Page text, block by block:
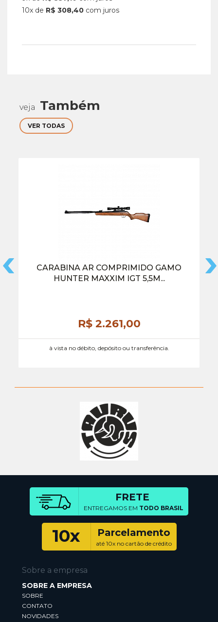
10x de R$ 308,40 com juros
veja Também
VER TODAS
CARABINA AR COMPRIMIDO GAMO
HUNTER MAXXIM IGT 5,5M...
R$ 2.261,00
à vista no débito, depósito ou transferência.
FRETE
ENTREGAMOS EM TODO BRASIL
10x Parcelamento
até 10x no cartão de crédito
Sobre a empresa
SOBRE A EMPRESA
SOBRE
CONTATO
NOVIDADES